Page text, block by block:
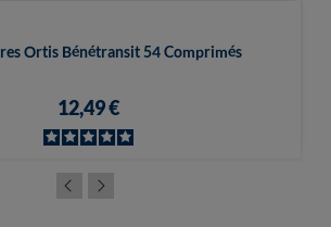
Ortis Bénétransit 54 Comprimés
12,49 €